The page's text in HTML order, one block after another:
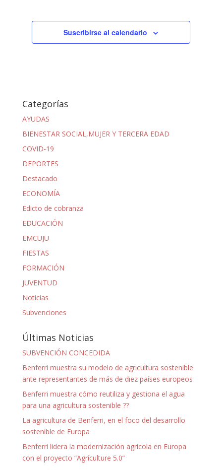
Suscribirse al calendario
Categorías
AYUDAS
BIENESTAR SOCIAL,MUJER Y TERCERA EDAD
COVID-19
DEPORTES
Destacado
ECONOMÍA
Edicto de cobranza
EDUCACIÓN
EMCUJU
FIESTAS
FORMACIÓN
JUVENTUD
Noticias
Subvenciones
Últimas Noticias
SUBVENCIÓN CONCEDIDA
Benferri muestra su modelo de agricultura sostenible
ante representantes de más de diez países europeos
Benferri muestra cómo reutiliza y gestiona el agua
para una agricultura sostenible ??
La agricultura de Benferri, en el foco del desarrollo
sostenible de Europa
Benferri lidera la modernización agrícola en Europa
con el proyecto “Agrículture 5.0”